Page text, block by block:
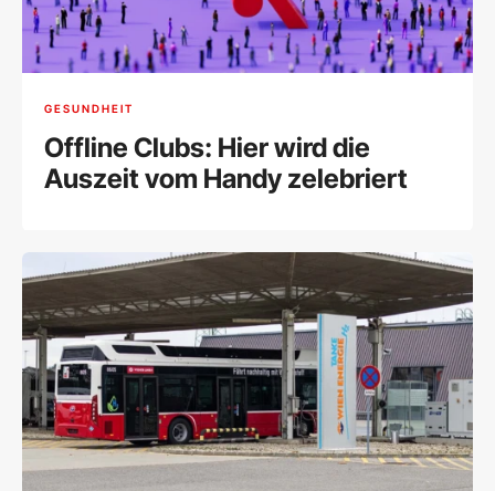
GESUNDHEIT
Offline Clubs: Hier wird die
Auszeit vom Handy zelebriert